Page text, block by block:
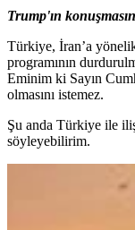
Trump'ın
Türkiye, İran’a
programının
Eminim ki Sayın
olmasını istemez.
Şu anda Türkiye ile
söyleyebilirim.